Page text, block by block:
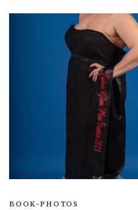
BOOK-PHOTOS